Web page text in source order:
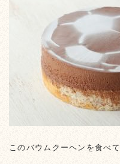
このバウムクーヘンを食べて